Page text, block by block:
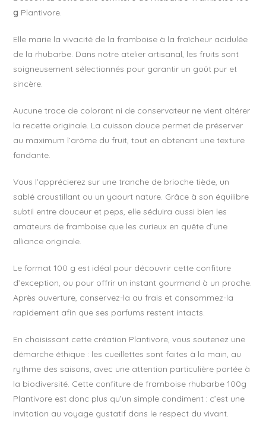
g Plantivore.
Elle marie la vivacité de la framboise à la fraîcheur acidulée
de la rhubarbe. Dans notre atelier artisanal, les fruits sont
soigneusement sélectionnés pour garantir un goût pur et
sincère.
Aucune trace de colorant ni de conservateur ne vient altérer
la recette originale. La cuisson douce permet de préserver
au maximum l’arôme du fruit, tout en obtenant une texture
fondante.
Vous l’apprécierez sur une tranche de brioche tiède, un
sablé croustillant ou un yaourt nature. Grâce à son équilibre
subtil entre douceur et peps, elle séduira aussi bien les
amateurs de framboise que les curieux en quête d’une
alliance originale.
Le format 100 g est idéal pour découvrir cette confiture
d’exception, ou pour offrir un instant gourmand à un proche.
Après ouverture, conservez-la au frais et consommez-la
rapidement afin que ses parfums restent intacts.
En choisissant cette création Plantivore, vous soutenez une
démarche éthique : les cueillettes sont faites à la main, au
rythme des saisons, avec une attention particulière portée à
la biodiversité. Cette confiture de framboise rhubarbe 100g
Plantivore est donc plus qu’un simple condiment : c’est une
invitation au voyage gustatif dans le respect du vivant.